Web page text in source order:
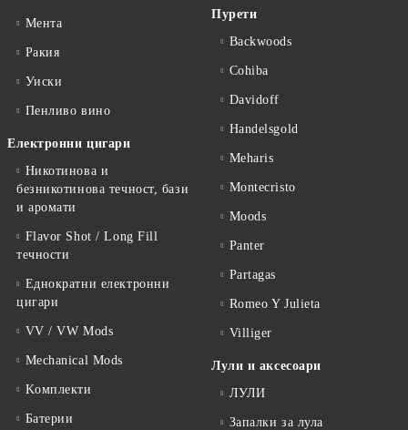
Мента
Ракия
Уиски
Пенливо вино
Електронни цигари
Никотинова и
безникотинова течност, бази
и аромати
Flavor Shot / Long Fill
течности
Еднократни електронни
цигари
VV / VW Mods
Mechanical Mods
Kомплекти
Батерии
Пурети
Backwoods
Cohiba
Davidoff
Handelsgold
Meharis
Montecristo
Moods
Panter
Partagas
Romeo Y Julieta
Villiger
Лули и аксесоари
ЛУЛИ
Запалки за лула